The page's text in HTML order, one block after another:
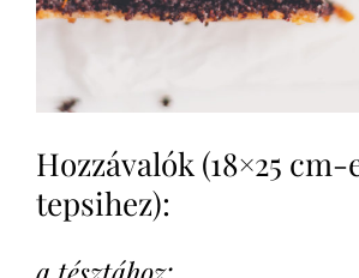
Hozzávalók (18×25 cm-
tepsihez):